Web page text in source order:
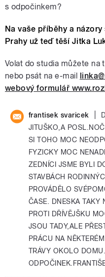
s odpočinkem?
Na vaše příběhy a
Prahy už teď těší Jitka
Volat do studia můžete na
nebo psát na e-mail
webový formulář
frantisek svaricek
JITUŠKO,A
SI TOHO MOC
FYZICKY MOC
ZEDNÍCI JSME BYLI
STAVBÁCH
PROVÁDĚLO
ČASE. DNESKA TAKY
PROTI DŘÍVĚJŠKU
JSOU TADY,ALE
PRÁCU NA
TRÁVY OKOLO